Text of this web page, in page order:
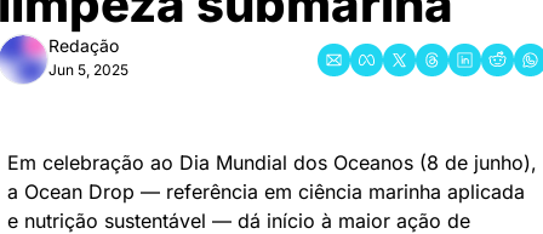
Redação
Jun 5, 2025
Em celebração ao Dia Mundial dos Oceanos (8 de junho),
a Ocean Drop — referência em ciência marinha aplicada
e nutrição sustentável — dá início à maior ação de